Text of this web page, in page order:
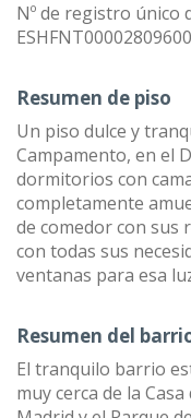
Nº de registro único
Resumen de piso
Un piso dulce y
Campamento, en el
dormitorios con
completamente
de comedor con sus
con todas sus
ventanas para esa
Resumen del
El tranquilo barrio
muy cerca de la